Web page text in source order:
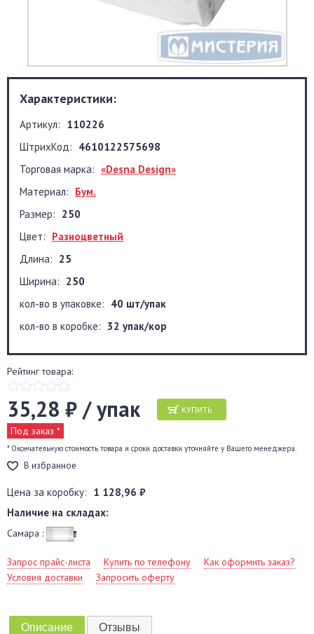
Характеристики:
Артикул: 110226
ШтрихКод: 4610122575698
Торговая марка: «Desna Design»
Материал: Бум.
Размер: 250
Цвет: Разноцветный
Длина: 25
Ширина: 250
кол-во в упаковке: 40 шт/упак
кол-во в коробке: 32 упак/кор
Рейтинг товара:
35,28 ₽ / упак КУПИТЬ
Под заказ *
* Окончательную стоимость товара и сроки доставки уточняйте у Вашего менеджера.
В избранное
Цена за коробку: 1 128,96 ₽
Наличие на складах:
Самара :
Запрос прайс-листа Купить по телефону
Как оформить заказ?
Условия доставки
Запросить оферту
Описание Отзывы